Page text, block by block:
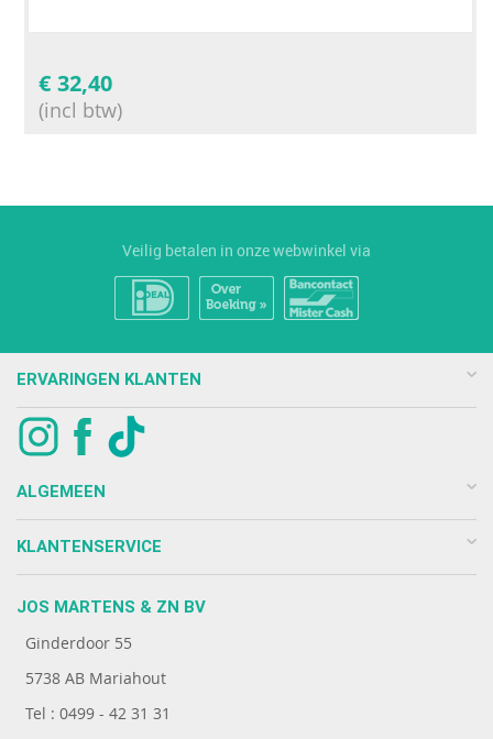
€ 32,40
(incl btw)
Veilig betalen in onze webwinkel via
ERVARINGEN KLANTEN
ALGEMEEN
KLANTENSERVICE
JOS MARTENS & ZN BV
Ginderdoor 55
5738 AB Mariahout
Tel : 0499 - 42 31 31